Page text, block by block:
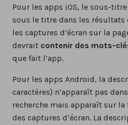
Pour les apps iOS, le sous-
sous le titre dans les résultats
les captures d’écran sur la
devrait contenir des mots-
que fait l’app.
Pour les apps Android, la
caractères) n’apparaît pas
recherche mais apparaît sur la
des captures d’écran. La